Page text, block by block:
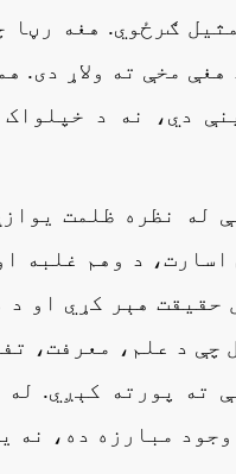
ګرځوي. هغه
هغې مخې ته ولاړ دی.
دي، نه د
له نظره ظلمت
اسارت، د وهم غلبه
حقیقت هېر کړي او
چې د علم، معرفت،
ته پورته کېږي.
وجود مبارزه ده، نه